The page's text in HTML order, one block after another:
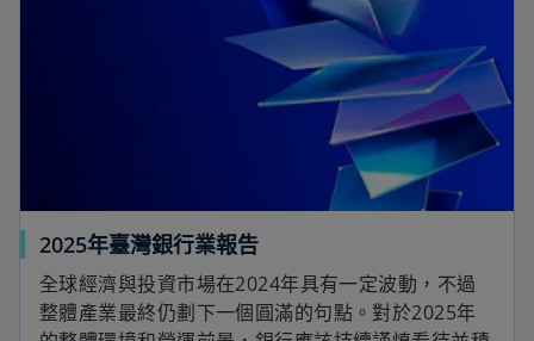
2025年臺灣銀行業報告
全球經濟與投資市場在2024年具有一定波動，不過
整體產業最終仍劃下一個圓滿的句點。對於2025年